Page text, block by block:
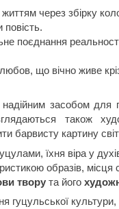
через збірку
поєднання
що вічно живе
засобом для
також
барвисту картину
їхня віра у
образів, місця
твору та його
гуцульської